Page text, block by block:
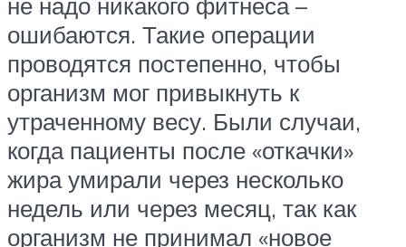
ошибаются. Такие операции
проводятся постепенно, чтобы
организм мог привыкнуть к
утраченному весу. Были случаи,
когда пациенты после «откачки»
жира умирали через несколько
недель или через месяц, так как
организм не принимал «новое